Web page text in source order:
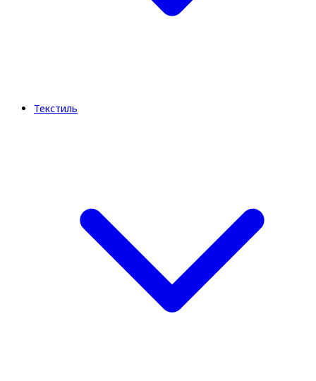
Текстиль